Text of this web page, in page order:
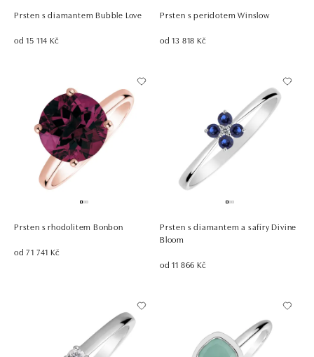
Prsten s diamantem Bubble Love
od 15 114 Kč
Prsten s peridotem Winslow
od 13 818 Kč
Prsten s rhodolitem Bonbon
od 71 741 Kč
Prsten s diamantem a safíry Divine
Bloom
od 11 866 Kč